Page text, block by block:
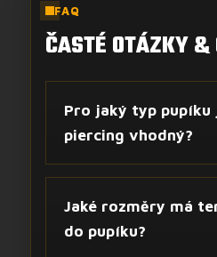
FAQ
ČASTÉ OTÁZKY &
Pro jaký typ pupíku
piercing vhodný?
Jaké rozměry má
do pupíku?